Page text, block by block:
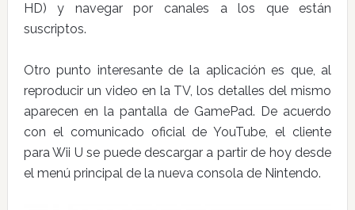
HD) y navegar por canales a los que están
suscriptos.
Otro punto interesante de la aplicación es que, al
reproducir un video en la TV, los detalles del mismo
aparecen en la pantalla de GamePad. De acuerdo
con el comunicado oficial de YouTube, el cliente
para Wii U se puede descargar a partir de hoy desde
el menú principal de la nueva consola de Nintendo.